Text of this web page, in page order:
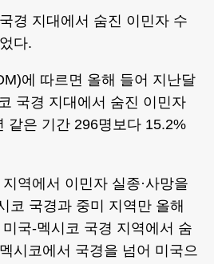
경 지대에서 숨진 이민자 수
다.
에 따르면 올해 들어 지난달
국경 지대에서 숨진 이민자
같은 기간 296명보다 15.2%
역에서 이민자 실종·사망을
코 국경과 중미 지역만 올해
국-멕시코 국경 지역에서 숨
시코에서 국경을 넘어 미국으